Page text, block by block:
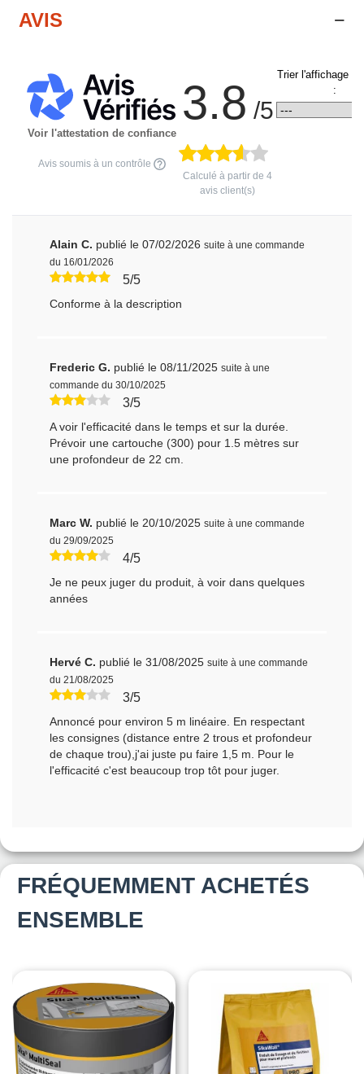
AVIS
Voir l'attestation de confiance
Avis soumis à un contrôle
3.8 /5
Calculé à partir de 4
avis client(s)
Trier l'affichage
:
Alain C. publié le 07/02/2026 suite à une commande
du 16/01/2026
5/5
Conforme à la description
Frederic G. publié le 08/11/2025 suite à une
commande du 30/10/2025
3/5
A voir l'efficacité dans le temps et sur la durée.
Prévoir une cartouche (300) pour 1.5 mètres sur
une profondeur de 22 cm.
Marc W. publié le 20/10/2025 suite à une commande
du 29/09/2025
4/5
Je ne peux juger du produit, à voir dans quelques
années
Hervé C. publié le 31/08/2025 suite à une commande
du 21/08/2025
3/5
Annoncé pour environ 5 m linéaire. En respectant
les consignes (distance entre 2 trous et profondeur
de chaque trou),j'ai juste pu faire 1,5 m. Pour le
l'efficacité c'est beaucoup trop tôt pour juger.
FRÉQUEMMENT ACHETÉS
ENSEMBLE